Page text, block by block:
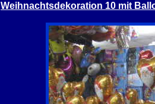
Weihnachtsdekoration 10 mit